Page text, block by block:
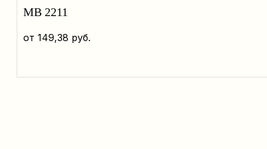
MB 2211
от 149,38 руб.